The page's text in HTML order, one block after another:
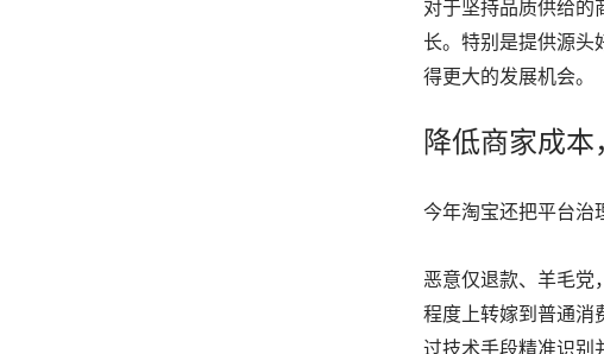
对于坚持品质供给的
长。特别是提供源头
得更大的发展机会。
降低商家成
今年淘宝还把平台治
恶意仅退款、羊毛党
程度上转嫁到普通消
过技术手段精准识别